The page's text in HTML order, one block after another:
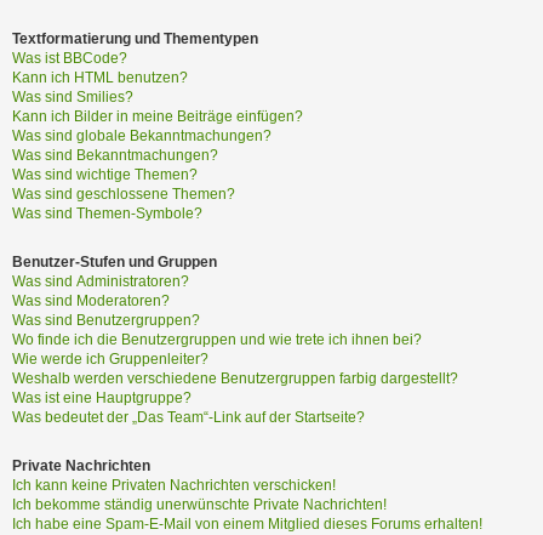
n
d
F
A
Q
Textformatierung und Thementypen
Was ist BBCode?
Kann ich HTML benutzen?
Was sind Smilies?
Kann ich Bilder in meine Beiträge einfügen?
Was sind globale Bekanntmachungen?
Was sind Bekanntmachungen?
Was sind wichtige Themen?
Was sind geschlossene Themen?
Was sind Themen-Symbole?
Benutzer-Stufen und Gruppen
Was sind Administratoren?
Was sind Moderatoren?
Was sind Benutzergruppen?
Wo finde ich die Benutzergruppen und wie trete ich ihnen bei?
Wie werde ich Gruppenleiter?
Weshalb werden verschiedene Benutzergruppen farbig dargestellt?
Was ist eine Hauptgruppe?
Was bedeutet der „Das Team“-Link auf der Startseite?
Private Nachrichten
Ich kann keine Privaten Nachrichten verschicken!
Ich bekomme ständig unerwünschte Private Nachrichten!
Ich habe eine Spam-E-Mail von einem Mitglied dieses Forums erhalten!